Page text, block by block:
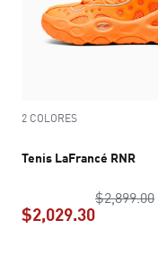
2 COLORES
Tenis LaFrancé RNR
$2,899.00
$2,029.30